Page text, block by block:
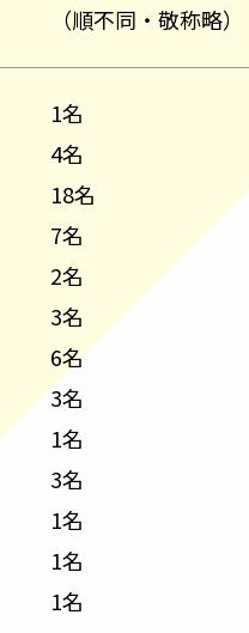
（順不同・敬称略）
1名
4名
18名
7名
2名
3名
6名
3名
1名
3名
1名
1名
1名